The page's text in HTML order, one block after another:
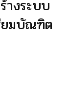
างระบบ
ยมบัณฑิต